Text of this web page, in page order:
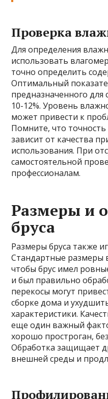
Проверка
Для определения
использовать
точно определить
Оптимальный
предназначенного для
10-12%. Уровень
может привести к
Помните, что
зависит от качества
использования. При
самостоятельной
профессионалам.
Размеры и
бруса
Размеры бруса также
Стандартные размеры
чтобы брус имел
и был правильно
перекосы могут
сборке дома и
характеристики.
еще один важный
хорошо простроган,
Обработка защищает
внешней среды и